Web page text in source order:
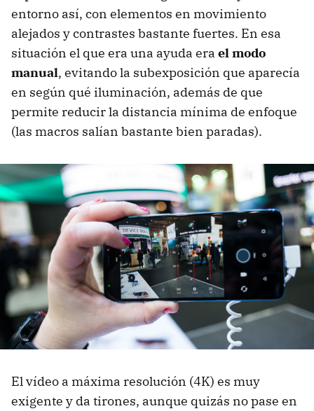
entorno así, con elementos en movimiento
alejados y contrastes bastante fuertes. En esa
situación el que era una ayuda era el modo
manual, evitando la subexposición que aparecía
en según qué iluminación, además de que
permite reducir la distancia mínima de enfoque
(las macros salían bastante bien paradas).
El vídeo a máxima resolución (4K) es muy
exigente y da tirones, aunque quizás no pase en